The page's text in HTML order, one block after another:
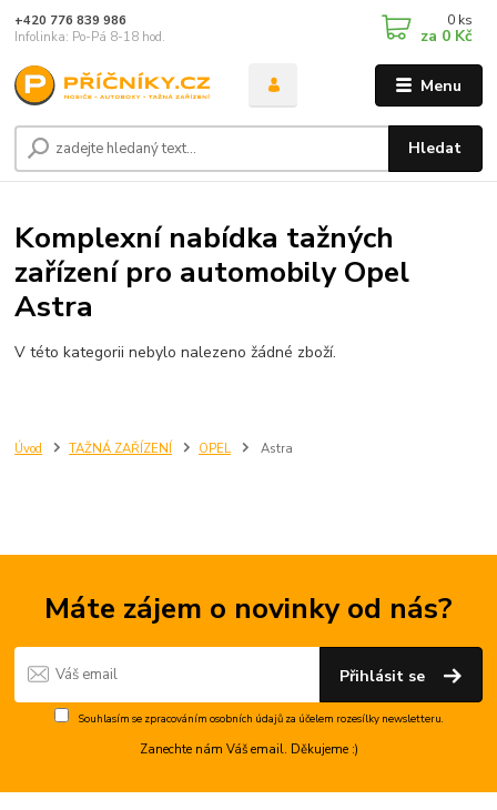
Menu
Hledat
+420 776 839 986
Infolinka: Po-Pá 8-18 hod.
0 ks
za 0 Kč
Úvod TAŽNÁ ZAŘÍZENÍ OPEL Astra
Komplexní nabídka tažných
zařízení pro automobily Opel
Astra
V této kategorii nebylo nalezeno žádné zboží.
Máte zájem o novinky od nás?
Přihlásit se
Souhlasím se zpracováním osobních údajůza účelem rozesílky newsletteru.
Zanechte nám Váš email. Děkujeme :)